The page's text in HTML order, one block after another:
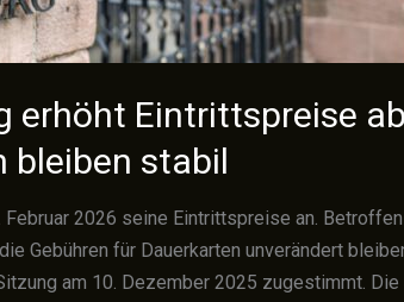
erhöht Eintrittspreise
bleiben stabil
2026 seine Eintrittspreise an.
Gebühren für Dauerkarten unverändert
am 10. Dezember 2025 zugestimmt.